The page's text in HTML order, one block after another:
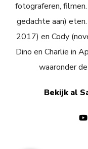
fotograferen,
gedachte aan)
2017) en Cody
Dino en Charlie in
waaronder
Bekijk al